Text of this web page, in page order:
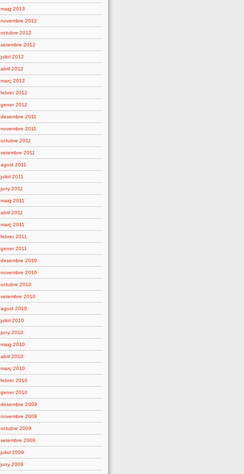
maig 2013
novembre 2012
octubre 2012
setembre 2012
juliol 2012
abril 2012
març 2012
febrer 2012
gener 2012
desembre 2011
novembre 2011
octubre 2011
setembre 2011
agost 2011
juliol 2011
juny 2011
maig 2011
abril 2011
març 2011
febrer 2011
gener 2011
desembre 2010
novembre 2010
octubre 2010
setembre 2010
agost 2010
juliol 2010
juny 2010
maig 2010
abril 2010
març 2010
febrer 2010
gener 2010
desembre 2009
novembre 2009
octubre 2009
setembre 2009
juliol 2009
juny 2009